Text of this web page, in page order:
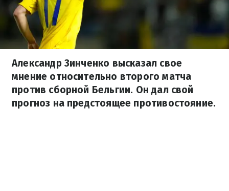
Александр Зинченко высказал свое
мнение относительно второго матча
против сборной Бельгии. Он дал свой
прогноз на предстоящее противостояние.